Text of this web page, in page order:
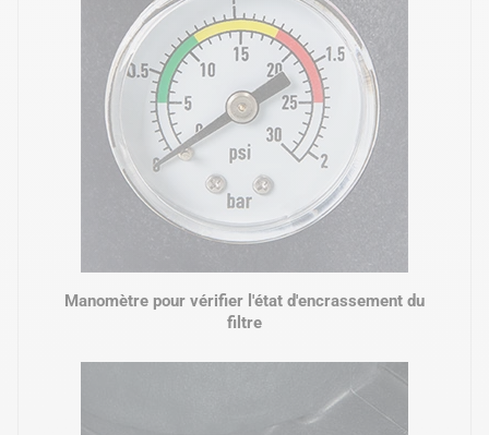
Manomètre pour vérifier l'état d'encrassement du
filtre